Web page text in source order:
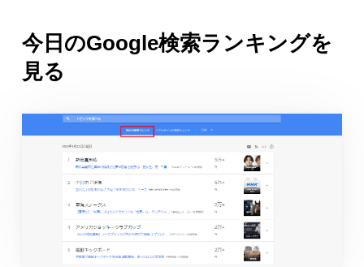
今日のGoogle検索ランキングを
見る